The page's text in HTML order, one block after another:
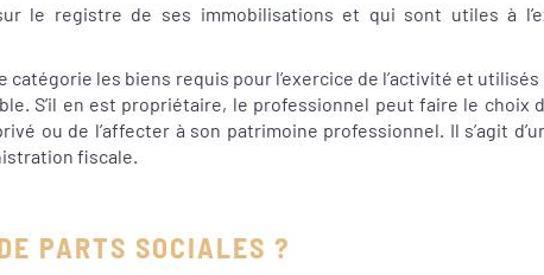
le registre de ses immobilisations et qui sont utiles à
catégorie les biens requis pour l’exercice de l’activité et
S’il en est propriétaire, le professionnel peut faire le choix
ou de l’affecter à son patrimoine professionnel. Il s’agit
fiscale.
PARTS SOCIALES ?